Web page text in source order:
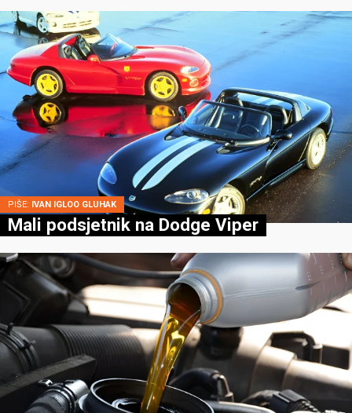
PIŠE: IVAN IGLOO GLUHAK
Mali podsjetnik na Dodge Viper